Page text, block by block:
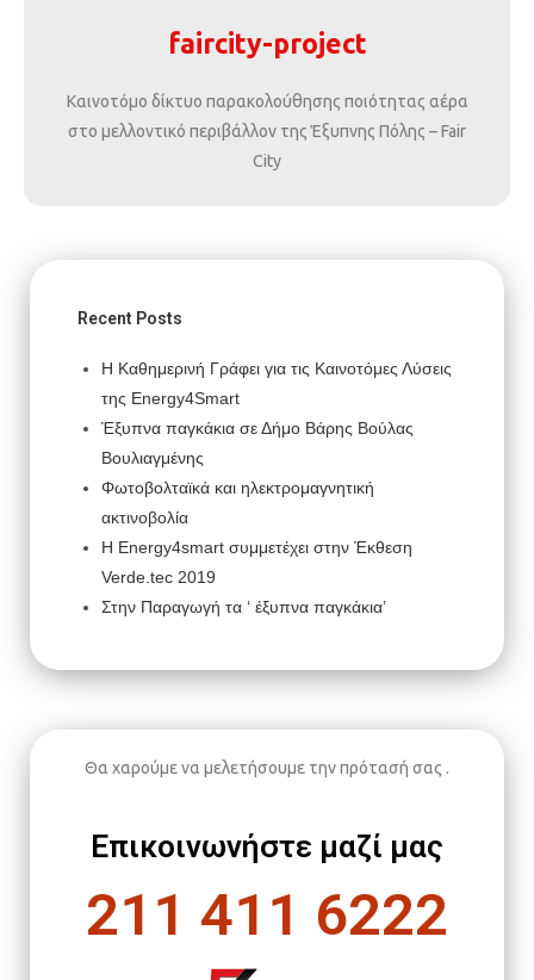
faircity-project
Καινοτόμο δίκτυο παρακολούθησης ποιότητας αέρα
στο μελλοντικό περιβάλλον της Έξυπνης Πόλης – Fair
City
Recent Posts
Η Καθημερινή Γράφει για τις Καινοτόμες Λύσεις
της Energy4Smart
Έξυπνα παγκάκια σε Δήμο Βάρης Βούλας
Βουλιαγμένης
Φωτοβολταϊκά και ηλεκτρομαγνητική
ακτινοβολία
H Energy4smart συμμετέχει στην Έκθεση
Verde.tec 2019
Στην Παραγωγή τα ‘ έξυπνα παγκάκια’
Θα χαρούμε να μελετήσουμε την πρότασή σας .
Επικοινωνήστε μαζί μας
211 411 6222